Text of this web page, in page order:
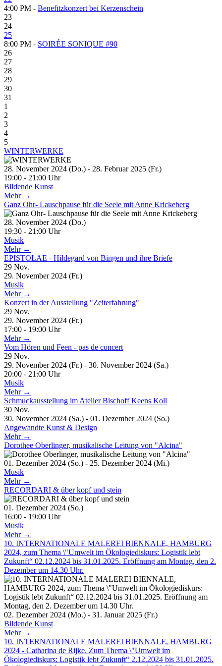
4:00 PM - Benefitzkonzert bei Kerzenschein
23
24
25
8:00 PM - SOIRÉE SONIQUE #90
26
27
28
29
30
31
1
2
3
4
5
WINTERWERKE
28. November 2024 (Do.) - 28. Februar 2025 (Fr.)
19:00 - 21:00 Uhr
Bildende Kunst
Mehr →
Ganz Ohr- Lauschpause für die Seele mit Anne Krickeberg
28. November 2024 (Do.)
19:30 - 21:00 Uhr
Musik
Mehr →
EPISTOLAE - Hildegard von Bingen und ihre Briefe
29 Nov.
29. November 2024 (Fr.)
Musik
Mehr →
Konzert in der Ausstellung "Zeiterfahrung"
29 Nov.
29. November 2024 (Fr.)
17:00 - 19:00 Uhr
Mehr →
Vom Hören und Feen - pas de concert
29 Nov.
29. November 2024 (Fr.) - 30. November 2024 (Sa.)
20:00 - 21:00 Uhr
Musik
Mehr →
Schmuckausstellung im Atelier Bischoff Keens Koll
30 Nov.
30. November 2024 (Sa.) - 01. Dezember 2024 (So.)
Angewandte Kunst & Design
Mehr →
Dorothee Oberlinger, musikalische Leitung von "Alcina"
01. Dezember 2024 (So.) - 25. Dezember 2024 (Mi.)
Musik
Mehr →
RECORDARI & über kopf und stein
01. Dezember 2024 (So.)
16:00 - 19:00 Uhr
Musik
Mehr →
10. INTERNATIONALE MALEREI BIENNALE, HAMBURG
2024, zum Thema \"Umwelt im Ökologiediskurs: Logistik lebt
Zukunft“ 02.12.2024 bis 31.01.2025. Eröffnung am Montag, den 2.
Dezember um 14.30 Uhr.
02. Dezember 2024 (Mo.) - 31. Januar 2025 (Fr.)
Bildende Kunst
Mehr →
10. INTERNATIONALE MALEREI BIENNALE, HAMBURG
2024 - Catharina de Rijke. Zum Thema \"Umwelt im
Ökologiediskurs: Logistik lebt Zukunft“ 2.12.2024 bis 31.01.2025.